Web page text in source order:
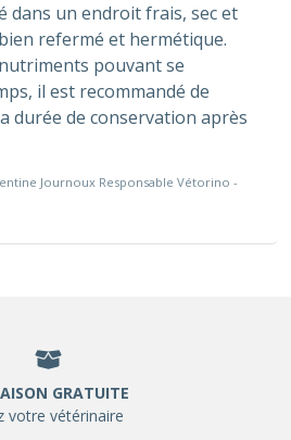
dans un endroit frais, sec et
refermé et hermétique.
pouvant se
il est recommandé de
durée de conservation après
Journoux Responsable Vétorino -
GRATUITE
votre vétérinaire